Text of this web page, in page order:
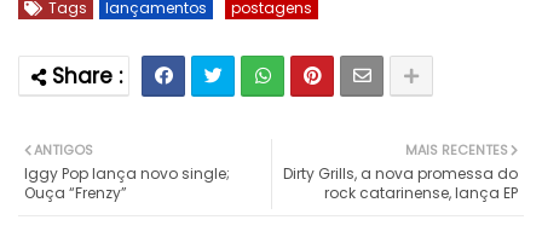
Tags lançamentos postagens
MAIS RECENTES
Dirty Grills, a nova promessa do
rock catarinense, lança EP
ANTIGOS
Iggy Pop lança novo single;
Ouça “Frenzy”